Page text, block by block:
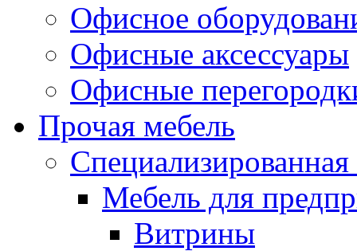
Офисное
Офисные аксессуары
Офисные
Прочая мебель
Специализированная
Мебель для
Витрины